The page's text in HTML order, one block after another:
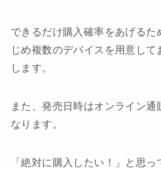
できるだけ購入確率をあげるた
じめ複数のデバイスを用意し
します。
また、発売日時はオンライン
なります。
「絶対に購入したい！」と思